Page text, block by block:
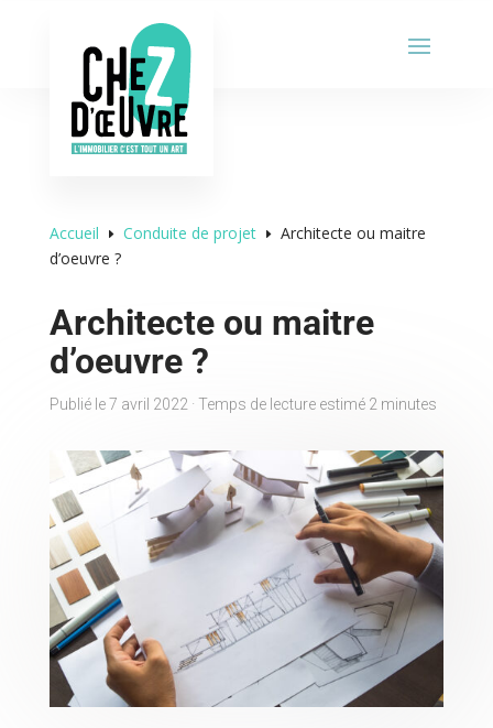
Accueil E Conduite de projet E Architecte ou maitre
d’oeuvre ?
Architecte ou maitre
d’oeuvre ?
Publié le 7 avril 2022 · Temps de lecture estimé 2 minutes